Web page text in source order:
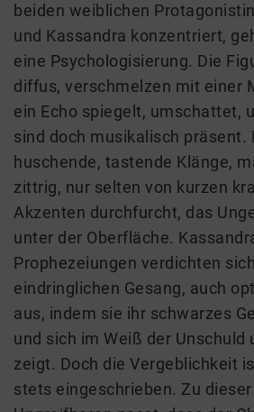
beiden weiblichen
und Kassandra konzentriert,
eine Psychologisierung. Die
diffus, verschmelzen mit einer
ein Echo spiegelt, umschattet,
sind doch musikalisch präsent.
huschende, tastende Klänge,
zittrig, nur selten von kurzen
Akzenten durchfurcht, das
unter der Oberfläche.
Prophezeiungen verdichten
eindringlichen Gesang, auch
aus, indem sie ihr schwarzes
und sich im Weiß der Unschuld
zeigt. Doch die Vergeblichkeit
stets eingeschrieben. Zu